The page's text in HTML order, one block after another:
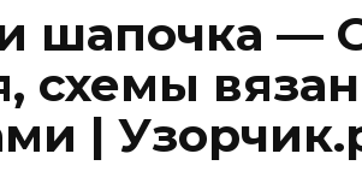
шапочка —
схемы
|